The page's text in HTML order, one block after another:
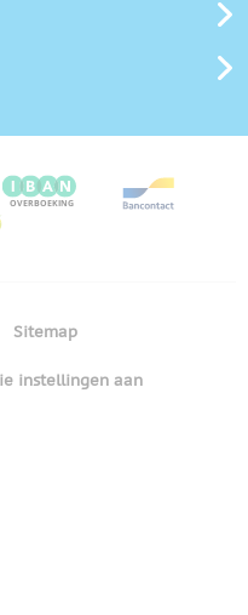
Sitemap
instellingen aan